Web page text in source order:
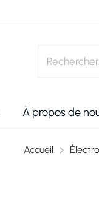
À propos de
Accueil